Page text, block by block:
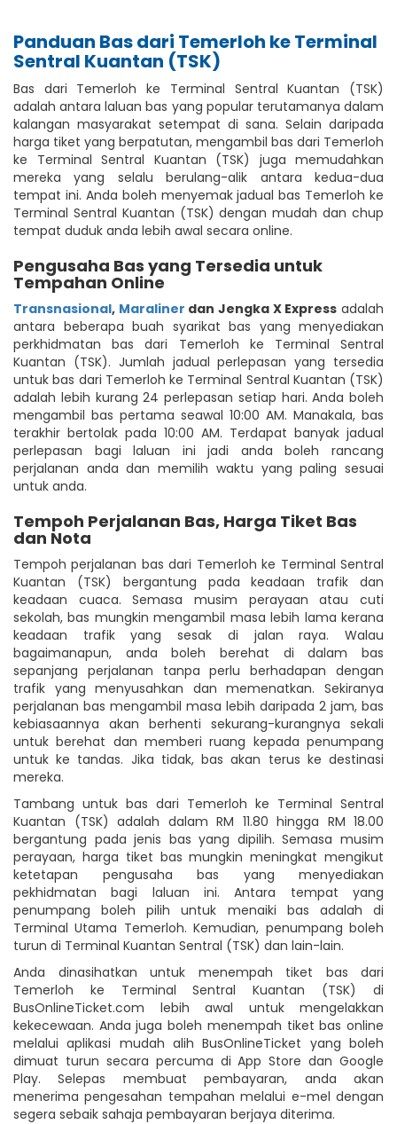
Panduan Bas dari Temerloh ke Terminal
Sentral Kuantan (TSK)
Bas dari Temerloh ke Terminal Sentral Kuantan (TSK)
adalah antara laluan bas yang popular terutamanya dalam
kalangan masyarakat setempat di sana. Selain daripada
harga tiket yang berpatutan, mengambil bas dari Temerloh
ke Terminal Sentral Kuantan (TSK) juga memudahkan
mereka yang selalu berulang-alik antara kedua-dua
tempat ini. Anda boleh menyemak jadual bas Temerloh ke
Terminal Sentral Kuantan (TSK) dengan mudah dan chup
tempat duduk anda lebih awal secara online.
Pengusaha Bas yang Tersedia untuk
Tempahan Online
Transnasional, Maraliner dan Jengka X Express adalah
antara beberapa buah syarikat bas yang menyediakan
perkhidmatan bas dari Temerloh ke Terminal Sentral
Kuantan (TSK). Jumlah jadual perlepasan yang tersedia
untuk bas dari Temerloh ke Terminal Sentral Kuantan (TSK)
adalah lebih kurang 24 perlepasan setiap hari. Anda boleh
mengambil bas pertama seawal 10:00 AM. Manakala, bas
terakhir bertolak pada 10:00 AM. Terdapat banyak jadual
perlepasan bagi laluan ini jadi anda boleh rancang
perjalanan anda dan memilih waktu yang paling sesuai
untuk anda.
Tempoh Perjalanan Bas, Harga Tiket Bas
dan Nota
Tempoh perjalanan bas dari Temerloh ke Terminal Sentral
Kuantan (TSK) bergantung pada keadaan trafik dan
keadaan cuaca. Semasa musim perayaan atau cuti
sekolah, bas mungkin mengambil masa lebih lama kerana
keadaan trafik yang sesak di jalan raya. Walau
bagaimanapun, anda boleh berehat di dalam bas
sepanjang perjalanan tanpa perlu berhadapan dengan
trafik yang menyusahkan dan memenatkan. Sekiranya
perjalanan bas mengambil masa lebih daripada 2 jam, bas
kebiasaannya akan berhenti sekurang-kurangnya sekali
untuk berehat dan memberi ruang kepada penumpang
untuk ke tandas. Jika tidak, bas akan terus ke destinasi
mereka.
Tambang untuk bas dari Temerloh ke Terminal Sentral
Kuantan (TSK) adalah dalam RM 11.80 hingga RM 18.00
bergantung pada jenis bas yang dipilih. Semasa musim
perayaan, harga tiket bas mungkin meningkat mengikut
ketetapan pengusaha bas yang menyediakan
pekhidmatan bagi laluan ini. Antara tempat yang
penumpang boleh pilih untuk menaiki bas adalah di
Terminal Utama Temerloh. Kemudian, penumpang boleh
turun di Terminal Kuantan Sentral (TSK) dan lain-lain.
Anda dinasihatkan untuk menempah tiket bas dari
Temerloh ke Terminal Sentral Kuantan (TSK) di
BusOnlineTicket.com lebih awal untuk mengelakkan
kekecewaan. Anda juga boleh menempah tiket bas online
melalui aplikasi mudah alih BusOnlineTicket yang boleh
dimuat turun secara percuma di App Store dan Google
Play. Selepas membuat pembayaran, anda akan
menerima pengesahan tempahan melalui e-mel dengan
segera sebaik sahaja pembayaran berjaya diterima.